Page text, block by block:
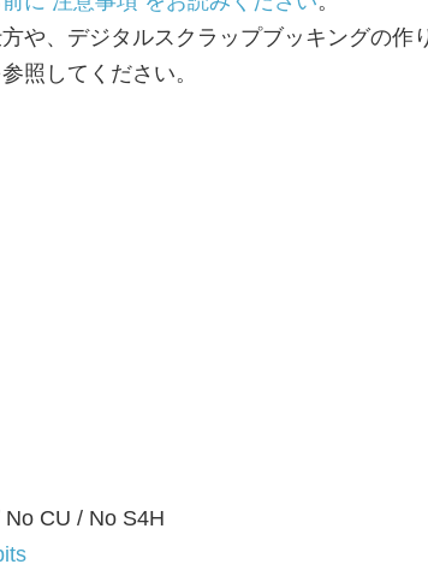
や、デジタルスクラップブッキングの作
照してください。
CU / No S4H